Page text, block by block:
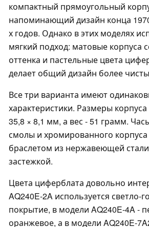
компактный прямоугольный
напоминающий дизайн конца
х годов. Однако в этих моделях
мягкий подход: матовые корпуса
оттенка и пастельные цвета
делает общий дизайн более
Все три варианта имеют
характеристики. Размеры
35,8 × 8,1 мм, а вес - 51 грамм.
смолы и хромированного корпуса
браслетом из нержавеющей
застежкой.
Цвета циферблата довольно
AQ240E-2A используется светло-
покрытие, в модели AQ240E-4A -
оранжевое, а в модели AQ240E-